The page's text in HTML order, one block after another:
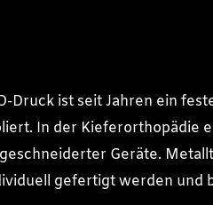
Druck ist seit Jahren ein
In der Kieferorthopädie
Geräte.
gefertigt werden und